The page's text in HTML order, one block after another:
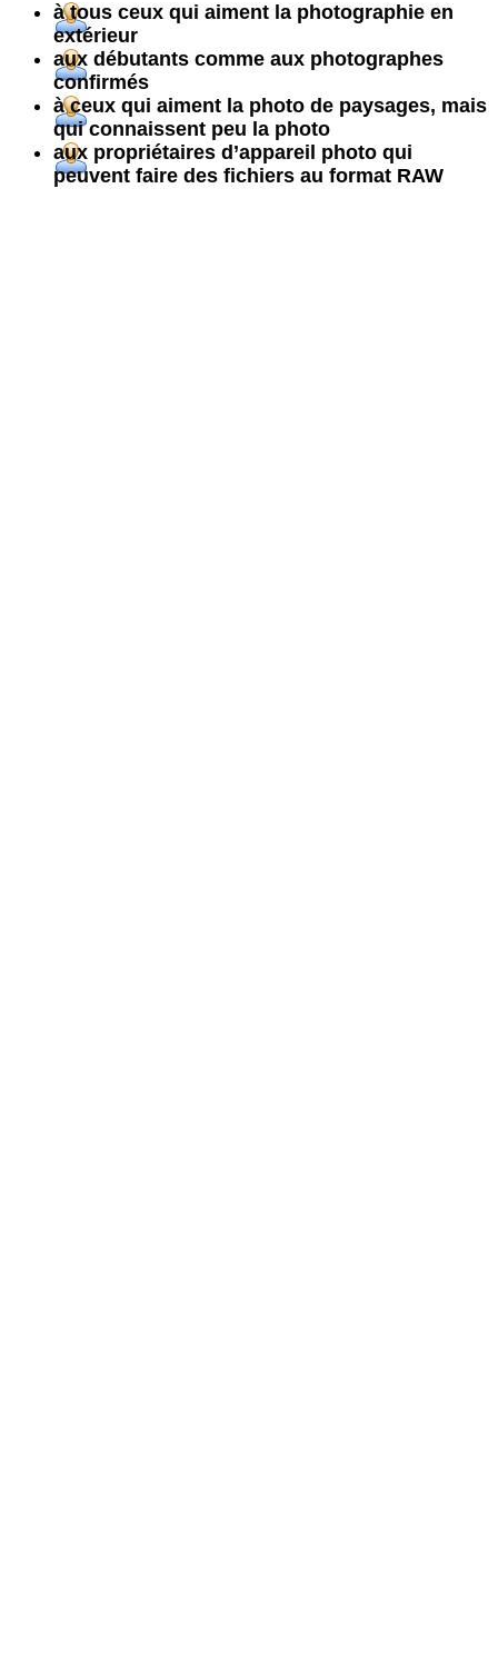
à tous ceux qui aiment la photographie en
extérieur
aux débutants comme aux photographes
confirmés
à ceux qui aiment la photo de paysages, mais
qui connaissent peu la photo
aux propriétaires d’appareil photo qui
peuvent faire des fichiers au format RAW